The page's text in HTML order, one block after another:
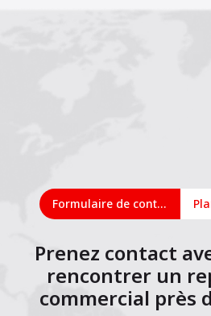
Formulaire de contact
Prenez contact
rencontrer un
commercial près